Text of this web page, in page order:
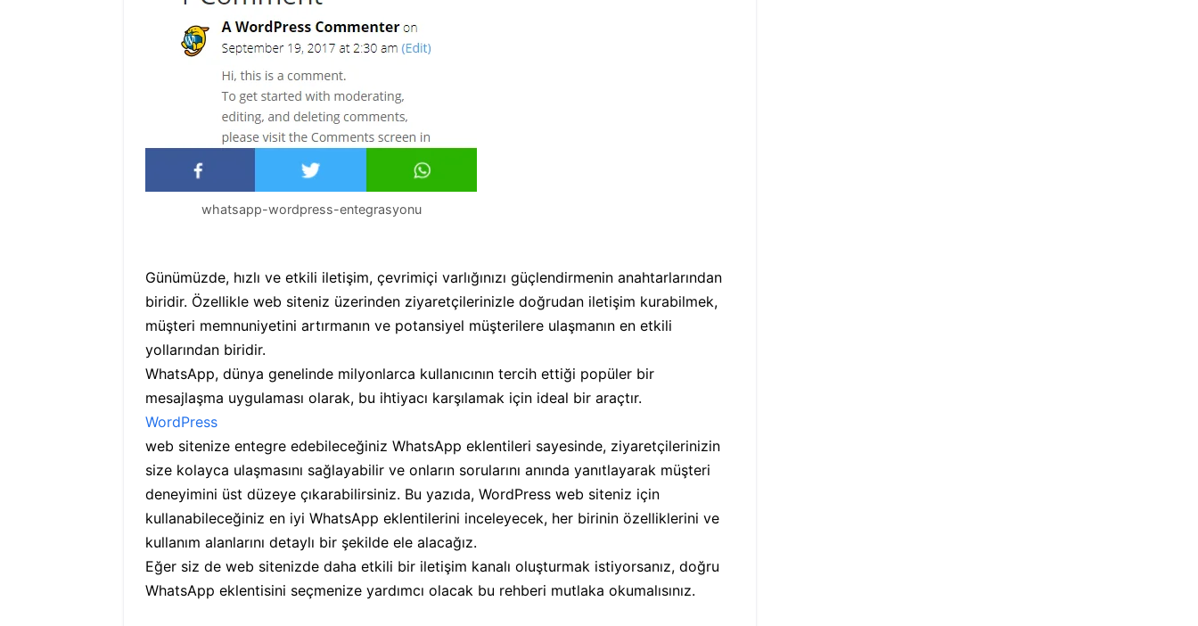
whatsapp-wordpress-entegrasyonu
Günümüzde, hızlı ve etkili iletişim, çevrimiçi varlığınızı güçlendirmenin anahtarlarından
biridir. Özellikle web siteniz üzerinden ziyaretçilerinizle doğrudan iletişim kurabilmek,
müşteri memnuniyetini artırmanın ve potansiyel müşterilere ulaşmanın en etkili
yollarından biridir.
WhatsApp, dünya genelinde milyonlarca kullanıcının tercih ettiği popüler bir
mesajlaşma uygulaması olarak, bu ihtiyacı karşılamak için ideal bir araçtır.
WordPress
web sitenize entegre edebileceğiniz WhatsApp eklentileri sayesinde, ziyaretçilerinizin
size kolayca ulaşmasını sağlayabilir ve onların sorularını anında yanıtlayarak müşteri
deneyimini üst düzeye çıkarabilirsiniz. Bu yazıda, WordPress web siteniz için
kullanabileceğiniz en iyi WhatsApp eklentilerini inceleyecek, her birinin özelliklerini ve
kullanım alanlarını detaylı bir şekilde ele alacağız.
Eğer siz de web sitenizde daha etkili bir iletişim kanalı oluşturmak istiyorsanız, doğru
WhatsApp eklentisini seçmenize yardımcı olacak bu rehberi mutlaka okumalısınız.